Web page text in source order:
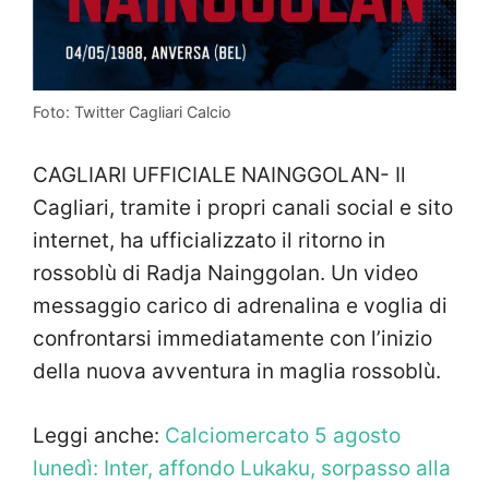
Foto: Twitter Cagliari Calcio
CAGLIARI UFFICIALE NAINGGOLAN- Il
Cagliari, tramite i propri canali social e sito
internet, ha ufficializzato il ritorno in
rossoblù di Radja Nainggolan. Un video
messaggio carico di adrenalina e voglia di
confrontarsi immediatamente con l’inizio
della nuova avventura in maglia rossoblù.
Leggi anche: Calciomercato 5 agosto
lunedì: Inter, affondo Lukaku, sorpasso alla